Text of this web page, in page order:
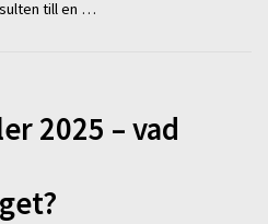
till en …
2025 – vad